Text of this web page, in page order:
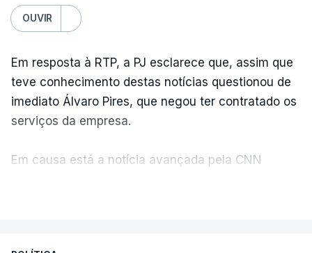
OUVIR
Em resposta à RTP, a PJ esclarece que, assim que
teve conhecimento destas notícias questionou de
imediato Álvaro Pires, que negou ter contratado os
serviços da empresa.
Em causa está a notícia avançada pela CNN